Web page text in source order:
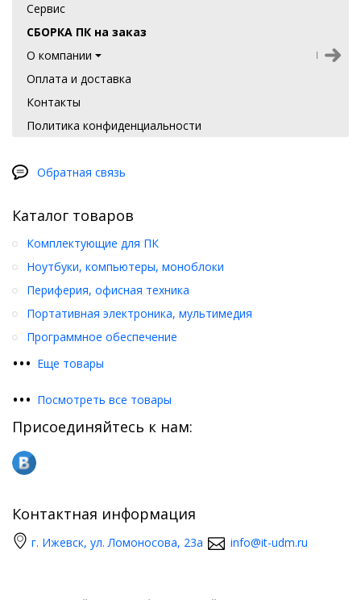
Сервис
СБОРКА ПК на заказ
О компании
Оплата и доставка
Контакты
Политика конфиденциальности
Обратная связь
Каталог товаров
••• Еще товары
Комплектующие для ПК
Ноутбуки, компьютеры, моноблоки
Периферия, офисная техника
Портативная электроника, мультимедия
Программное обеспечение
••• Посмотреть все товары
Присоединяйтесь к нам:
Контактная информация
г. Ижевск, ул. Ломоносова, 23а info@it-udm.ru